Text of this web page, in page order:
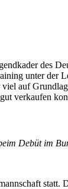
des
unter
auf
verkaufen
Debüt im